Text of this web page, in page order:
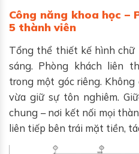
Công năng khoa học –
5 thành viên
Tổng thể thiết kế hình chữ
sáng. Phòng khách liên
trong một góc riêng.
vừa giữ sự tôn nghiêm.
chung – nơi kết nối mọi
liên tiếp bên trái mặt tiền,